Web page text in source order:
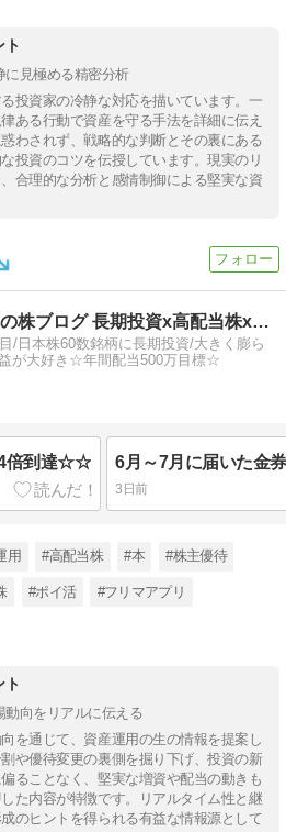
ト
に見極める精密分析
投資家の冷静な対応を描いています。一
ある行動で資産を守る手法を詳細に伝え
わされず、戦略的な判断とその裏にある
投資のコツを伝授しています。現実のリ
合理的な分析と感情制御による堅実な資
よもぎネコの株ブログ 長期投資x高配当株x株主優待
/日本株60数銘柄に長期投資/大きく膨ら
が大好き☆年間配当500万目標☆
4倍到達☆☆
3日前
用 #高配当株 #本 #株主優待
#ポイ活 #フリマアプリ
ト
動向をリアルに伝える
を通じて、資産運用の生の情報を提案し
や優待変更の裏側を掘り下げ、投資の新
ることなく、堅実な増資や配当の動きも
た内容が特徴です。リアルタイム性と継
のヒントを得られる有益な情報源として